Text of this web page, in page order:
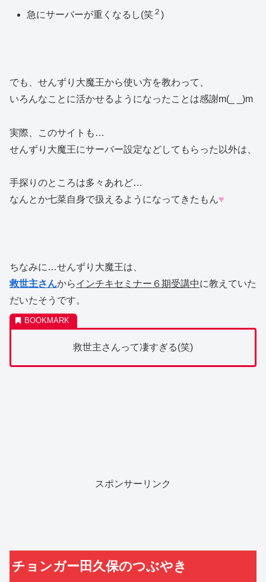
急にサーバーが重くなるし(笑 ２)
でも、せんずり大魔王から使い方を教わって、
いろんなことに活かせるようになったことは感謝m(_ _)m
実際、このサイトも…
せんずり大魔王にサーバー設定などしてもらった以外は、
手探りのところは多々あれど…
なんとか七菜自身で扱えるようになってきたもん♥
ちなみに…せんずり大魔王は、
救世主さんからインチキセミナー６期受講中に教えていた
だいたそうです。
救世主さんって凄すぎる(笑)
スポンサーリンク
チョンガー田久保のつぶやき